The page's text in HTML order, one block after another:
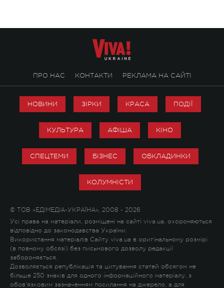
ПРО НАС КОНТАКТИ РЕКЛАМА НА САЙТІ
НОВИНИ ЗІРКИ КРАСА ПОДІЇ
КУЛЬТУРА АФІША КІНО
СПЕЦТЕМИ БІЗНЕС ОБКЛАДИНКИ
КОЛУМНІСТИ
© ТОВ «ЕДІМЕДІА-УКРАЇНА», 2008 - 2026
Усі права на матеріали, розміщені на сайті viva.ua, охороняються
відповідно до законодавства України.
Використання матеріалів Сайту viva.ua в оригінальному розмірі
(в повному обсязі) без письмового дозволу редакції
забороняється.
Дозволяється републікація та цитування статей обсягом не
більше 250 знаків для одного інформаційного матеріалу, з
обов'язковим зазначенням посилання на джерело, а для